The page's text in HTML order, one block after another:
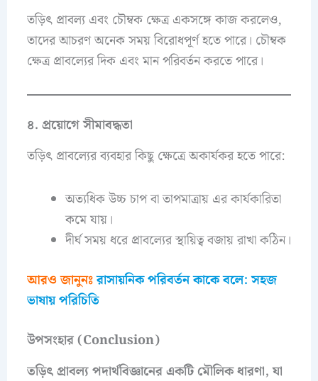
তড়িৎ প্রাবল্য এবং চৌম্বক ক্ষেত্র একসঙ্গে কাজ করলেও,
তাদের আচরণ অনেক সময় বিরোধপূর্ণ হতে পারে। চৌম্বক
ক্ষেত্র প্রাবল্যের দিক এবং মান পরিবর্তন করতে পারে।
৪. প্রয়োগে সীমাবদ্ধতা
তড়িৎ প্রাবল্যের ব্যবহার কিছু ক্ষেত্রে অকার্যকর হতে পারে:
অত্যধিক উচ্চ চাপ বা তাপমাত্রায় এর কার্যকারিতা
কমে যায়।
দীর্ঘ সময় ধরে প্রাবল্যের স্থায়িত্ব বজায় রাখা কঠিন।
আরও জানুনঃরাসায়নিক পরিবর্তন কাকে বলে: সহজ
ভাষায় পরিচিতি
উপসংহার (Conclusion)
তড়িৎ প্রাবল্য পদার্থবিজ্ঞানের একটি মৌলিক ধারণা, যা